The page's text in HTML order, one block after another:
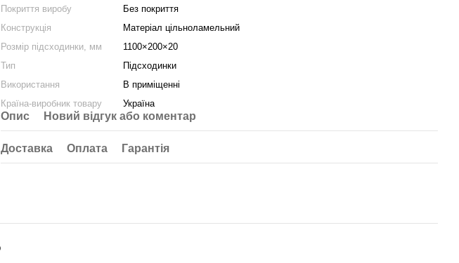
Покриття виробу
Без покриття
Конструкція
Матеріал цільноламельний
Розмір підсходинки, мм
1100×200×20
Тип
Підсходинки
Використання
В приміщенні
Країна-виробник товару
Україна
Опис Новий відгук або коментар
Доставка Оплата Гарантія